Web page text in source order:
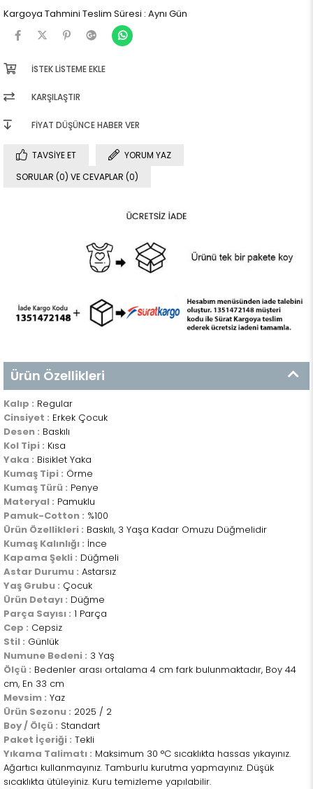
Kargoya Tahmini Teslim Süresi : Aynı Gün
İSTEK LISTEME EKLE
KARŞILAŞTIR
FIYAT DÜŞÜNCE HABER VER
TAVSIYE ET
YORUM YAZ
SORULAR (0) VE CEVAPLAR (0)
Ürün Özellikleri
Kalıp : Regular
Cinsiyet : Erkek Çocuk
Desen : Baskılı
Kol Tipi : Kısa
Yaka : Bisiklet Yaka
Kumaş Tipi : Örme
Kumaş Türü : Penye
Materyal : Pamuklu
Pamuk-Cotton : %100
Ürün Özellikleri : Baskılı, 3 Yaşa Kadar Omuzu Düğmelidir
Kumaş Kalınlığı : İnce
Kapama Şekli : Düğmeli
Astar Durumu : Astarsız
Yaş Grubu : Çocuk
Ürün Detayı : Düğme
Parça Sayısı : 1 Parça
Cep : Cepsiz
Stil : Günlük
Numune Bedeni : 3 Yaş
Ölçü : Bedenler arası ortalama 4 cm fark bulunmaktadır, Boy 44
cm, En 33 cm
Mevsim : Yaz
Ürün Sezonu : 2025 / 2
Boy / Ölçü : Standart
Paket İçeriği : Tekli
Yıkama Talimatı : Maksimum 30 °C sıcaklıkta hassas yıkayınız.
Ağartıcı kullanmayınız. Tamburlu kurutma yapmayınız. Düşük
sıcaklıkta ütüleyiniz. Kuru temizleme yapılabilir.